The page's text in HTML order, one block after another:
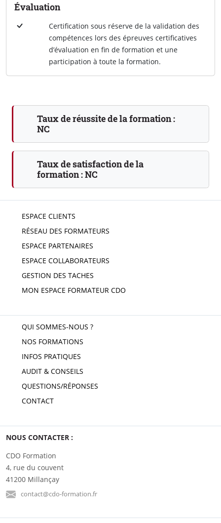
Évaluation
Certification sous réserve de la validation des
compétences lors des épreuves certificatives
d’évaluation en fin de formation et une
participation à toute la formation.
Taux de réussite de la formation :
NC
Taux de satisfaction de la
formation :NC
ESPACE CLIENTS
RÉSEAU DES FORMATEURS
ESPACE PARTENAIRES
ESPACE COLLABORATEURS
GESTION DES TACHES
MON ESPACE FORMATEUR CDO
QUI SOMMES-NOUS ?
NOS FORMATIONS
INFOS PRATIQUES
AUDIT & CONSEILS
QUESTIONS/RÉPONSES
CONTACT
NOUS CONTACTER :
CDO Formation
4, rue du couvent
41200 Millançay
contact@cdo-formation.fr